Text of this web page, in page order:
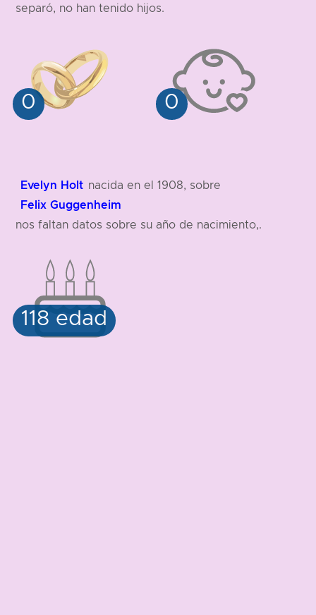
separó, no han tenido hijos.
Evelyn Holt nacida en el 1908, sobre
Felix Guggenheim
nos faltan datos sobre su año de nacimiento,.